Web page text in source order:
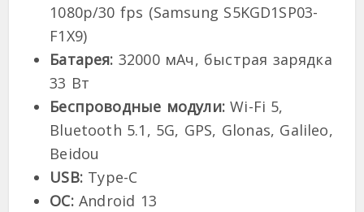
1080p/30 fps (Samsung S5KGD1SP03-
F1X9)
Батарея: 32000 мАч, быстрая зарядка
33 Вт
Беспроводные модули:Wi-Fi 5,
Bluetooth 5.1, 5G, GPS, Glonas, Galileo,
Beidou
USB:Type-C
OC:Android 13